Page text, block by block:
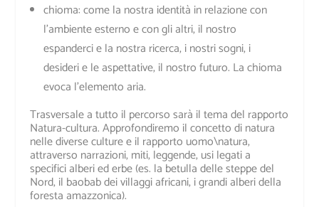
chioma:come la nostra identità in relazione con
l’ambiente esterno e con gli altri, il nostro
espanderci e la nostra ricerca, i nostri sogni, i
desideri e le aspettative, il nostro futuro. La chioma
evoca l’elemento aria.
Trasversale a tutto il percorso sarà il tema del rapporto
Natura-cultura. Approfondiremo il concetto di natura
nelle diverse culture e il rapporto uomo\natura,
attraverso narrazioni, miti, leggende, usi legati a
specifici alberi ed erbe (es. la betulla delle steppe del
Nord, il baobab dei villaggi africani, i grandi alberi della
foresta amazzonica).